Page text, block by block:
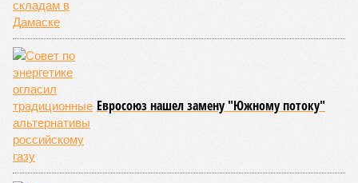
Евросоюз нашел замену "Южному потоку"